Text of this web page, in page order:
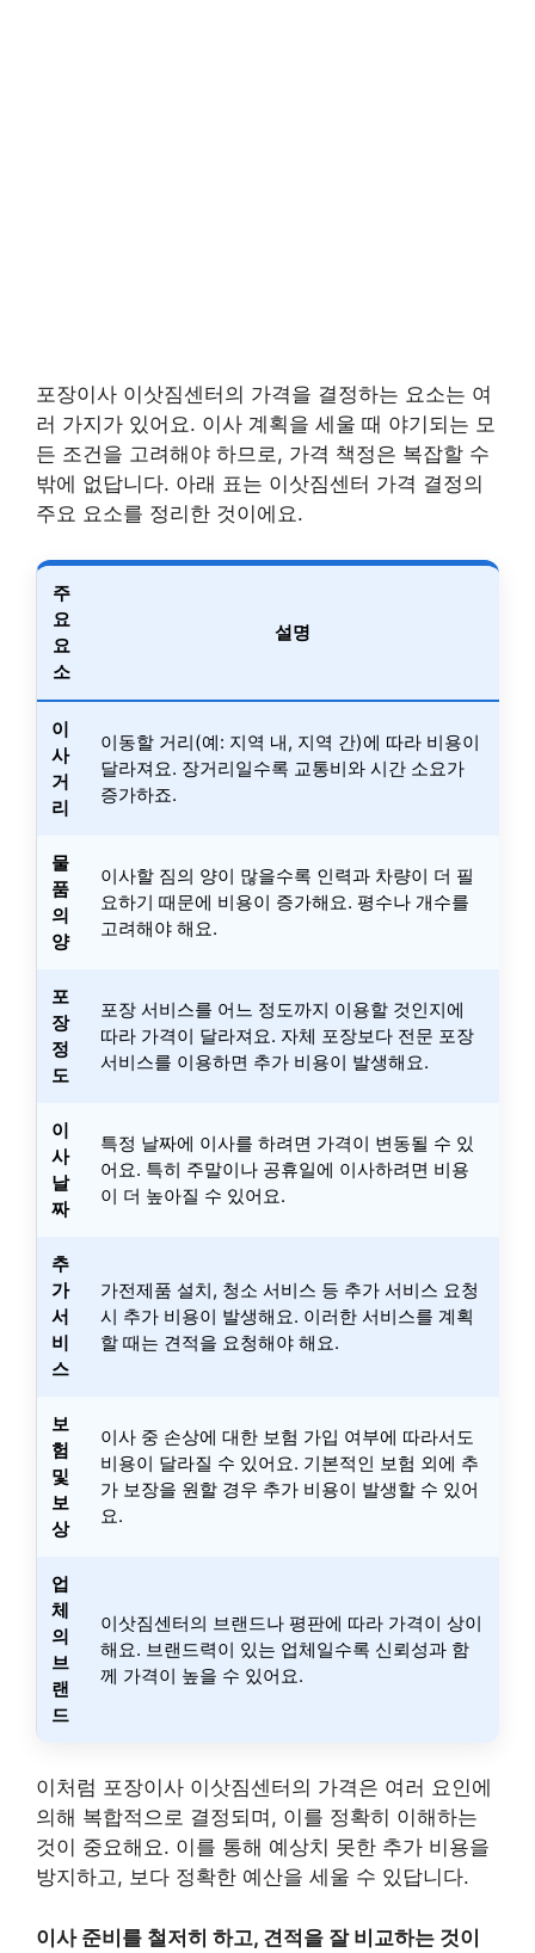
포장이사 이삿짐센터의 가격을 결정하는 요소는 여
러 가지가 있어요. 이사 계획을 세울 때 야기되는 모
든 조건을 고려해야 하므로, 가격 책정은 복잡할 수
밖에 없답니다. 아래 표는 이삿짐센터 가격 결정의
주요 요소를 정리한 것이에요.
주
요
요
소
설명
이
사
거
리
이동할 거리(예: 지역 내, 지역 간)에 따라 비용이
달라져요. 장거리일수록 교통비와 시간 소요가
증가하죠.
물
품
의
양
이사할 짐의 양이 많을수록 인력과 차량이 더 필
요하기 때문에 비용이 증가해요. 평수나 개수를
고려해야 해요.
포
장
정
도
포장 서비스를 어느 정도까지 이용할 것인지에
따라 가격이 달라져요. 자체 포장보다 전문 포장
서비스를 이용하면 추가 비용이 발생해요.
이
사
날
짜
특정 날짜에 이사를 하려면 가격이 변동될 수 있
어요. 특히 주말이나 공휴일에 이사하려면 비용
이 더 높아질 수 있어요.
추
가
서
비
스
가전제품 설치, 청소 서비스 등 추가 서비스 요청
시 추가 비용이 발생해요. 이러한 서비스를 계획
할 때는 견적을 요청해야 해요.
보
험
및
보
상
이사 중 손상에 대한 보험 가입 여부에 따라서도
비용이 달라질 수 있어요. 기본적인 보험 외에 추
가 보장을 원할 경우 추가 비용이 발생할 수 있어
요.
업
체
의
브
랜
드
이삿짐센터의 브랜드나 평판에 따라 가격이 상이
해요. 브랜드력이 있는 업체일수록 신뢰성과 함
께 가격이 높을 수 있어요.
이처럼 포장이사 이삿짐센터의 가격은 여러 요인에
의해 복합적으로 결정되며, 이를 정확히 이해하는
것이 중요해요. 이를 통해 예상치 못한 추가 비용을
방지하고, 보다 정확한 예산을 세울 수 있답니다.
이사 준비를 철저히 하고, 견적을 잘 비교하는 것이